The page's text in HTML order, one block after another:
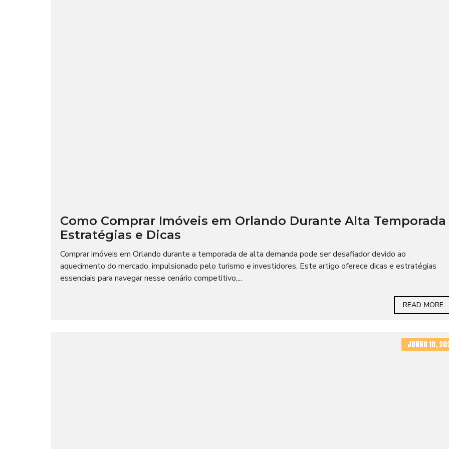
Como Comprar Imóveis em Orlando Durante Alta Temporada
Estratégias e Dicas
Comprar imóveis em Orlando durante a temporada de alta demanda pode ser desafiador devido ao
aquecimento do mercado, impulsionado pelo turismo e investidores. Este artigo oferece dicas e estratégias
essenciais para navegar nesse cenário competitivo,...
READ MORE
JUNHO 10,